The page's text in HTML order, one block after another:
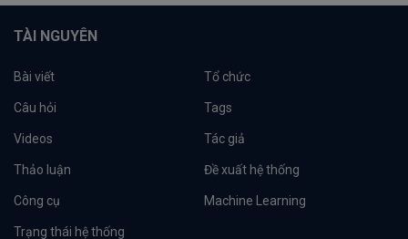
TÀI NGUYÊN
Bài viết Tổ chức
Câu hỏi Tags
Videos Tác giả
Thảo luận Đề xuất hệ thống
Công cụ Machine Learning
Trạng thái hệ thống